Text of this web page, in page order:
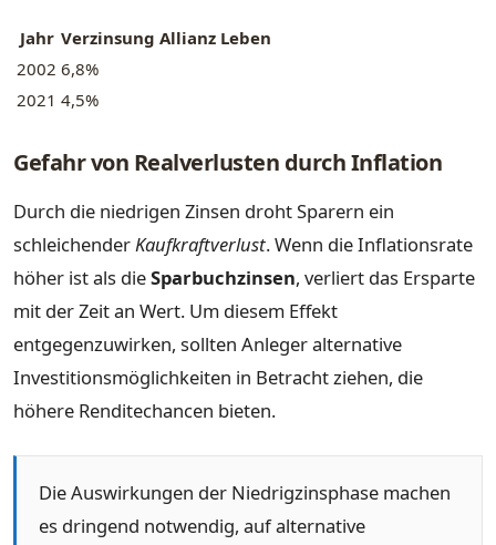
Jahr Verzinsung Allianz Leben
2002 6,8%
2021 4,5%
Gefahr von Realverlusten durch Inflation
Durch die niedrigen Zinsen droht Sparern ein
schleichenderKaufkraftverlust. Wenn die Inflationsrate
höher ist als dieSparbuchzinsen, verliert das Ersparte
mit der Zeit an Wert. Um diesem Effekt
entgegenzuwirken, sollten Anleger alternative
Investitionsmöglichkeiten in Betracht ziehen, die
höhere Renditechancen bieten.
Die Auswirkungen der Niedrigzinsphase machen
es dringend notwendig, auf alternative